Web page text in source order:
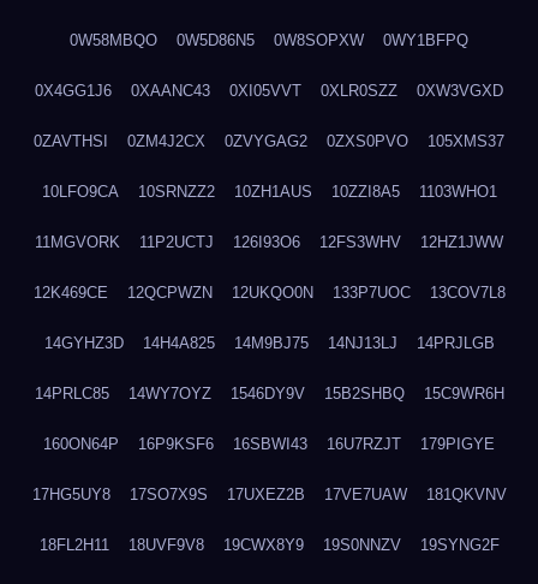
0W58MBQO 0W5D86N5 0W8SOPXW 0WY1BFPQ
0X4GG1J6 0XAANC43 0XI05VVT 0XLR0SZZ 0XW3VGXD
0ZAVTHSI 0ZM4J2CX 0ZVYGAG2 0ZXS0PVO 105XMS37
10LFO9CA 10SRNZZ2 10ZH1AUS 10ZZI8A5 1103WHO1
11MGVORK 11P2UCTJ 126I93O6 12FS3WHV 12HZ1JWW
12K469CE 12QCPWZN 12UKQO0N 133P7UOC 13COV7L8
14GYHZ3D 14H4A825 14M9BJ75 14NJ13LJ 14PRJLGB
14PRLC85 14WY7OYZ 1546DY9V 15B2SHBQ 15C9WR6H
160ON64P 16P9KSF6 16SBWI43 16U7RZJT 179PIGYE
17HG5UY8 17SO7X9S 17UXEZ2B 17VE7UAW 181QKVNV
18FL2H11 18UVF9V8 19CWX8Y9 19S0NNZV 19SYNG2F